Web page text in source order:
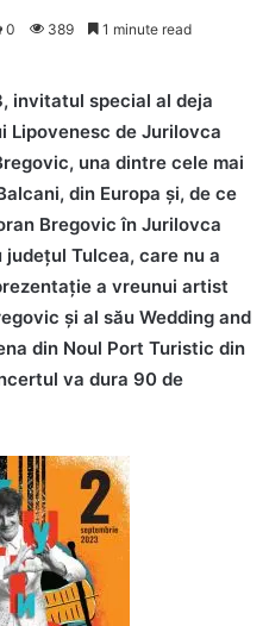
0 389 1 minute read
invitatul special al deja
Lipovenesc de Jurilovca
una dintre cele mai
din Europa și, de ce
Bregovic în Jurilovca
Tulcea, care nu a
a vreunui artist
și al său Wedding and
din Noul Port Turistic din
va dura 90 de